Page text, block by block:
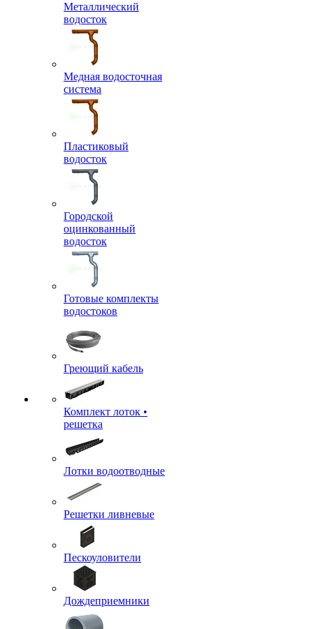
Металлический
водосток
Медная водосточная
система
Пластиковый
водосток
Городской
оцинкованный
водосток
Готовые комплекты
водостоков
Греющий кабель
Комплект лоток •
решетка
Лотки водоотводные
Решетки ливневые
Пескоуловители
Дождеприемники